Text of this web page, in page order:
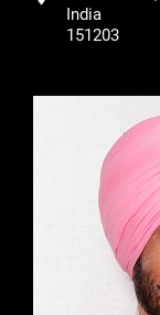
India
151203